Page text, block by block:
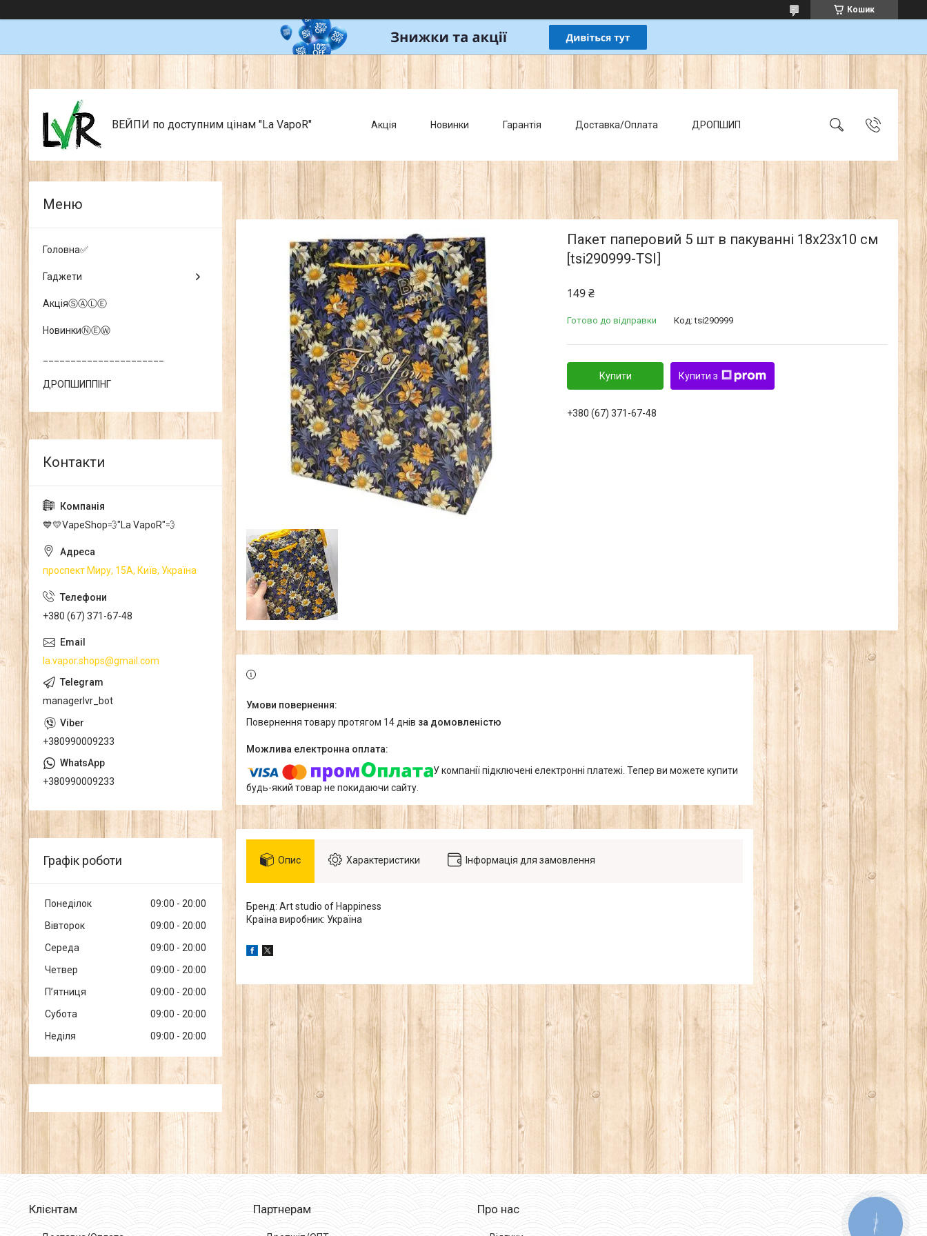
Кошик
ВЕЙПИ по доступним цінам "La VapoR" Акція Новинки Гарантія Доставка/Оплата ДРОПШИП
Пакет паперовий 5 шт в пакуванні 18х23х10 см
[tsi290999-TSI]
149 ₴
Готово до відправки Код:tsi290999
Купити Купити з
+380 (67) 371-67-48
повернення товару протягом 14 днів за домовленістю
У компанії підключені електронні платежі. Тепер ви можете купити
будь-який товар не покидаючи сайту.
Опис Характеристики Інформація для замовлення
Бренд: Art studio of Happiness
Країна виробник: Україна
Головна✅
Гаджети
АкціяⓈⒶⓁⒺ
НовинкиⓃⒺⓌ
ДРОПШИППІНГ
💙💛VapeShop💨"La VapoR"💨
проспект Миру, 15А, Київ, Україна
+380 (67) 371-67-48
la.vapor.shops@gmail.com
managerlvr_bot
+380990009233
+380990009233
Графік роботи
Понеділок 09:00
20:00
Вівторок
09:00
20:00
Середа
09:00
20:00
Четвер
09:00
20:00
Пʼятниця
09:00
20:00
Субота
09:00
20:00
Неділя
09:00 20:00
Клієнтам Партнерам Про нас